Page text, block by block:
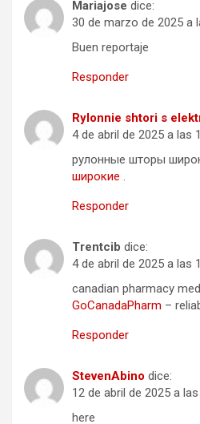
Mariajose dice:
30 de marzo de 2025 a
Buen reportaje
Responder
Rylonnie shtori s
4 de abril de 2025 a las
рулонные шторы
широкие .
Responder
Trentcib dice:
4 de abril de 2025 a las
canadian pharmacy
GoCanadaPharm –
Responder
StevenAbino dice:
12 de abril de 2025 a
here